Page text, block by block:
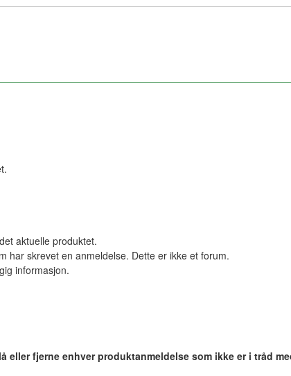
aktuelle produktet.
har skrevet en anmeldelse. Dette er ikke et forum.
informasjon.
eller fjerne enhver produktanmeldelse som ikke er i tråd